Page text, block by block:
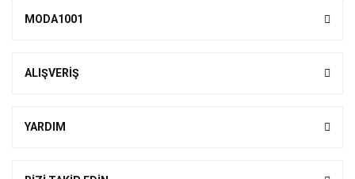
MODA1001
ALIŞVERİŞ
YARDIM